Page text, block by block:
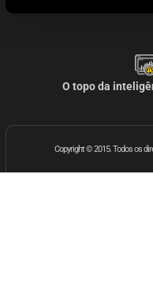
O topo da
Copyright © 2015. Todos os